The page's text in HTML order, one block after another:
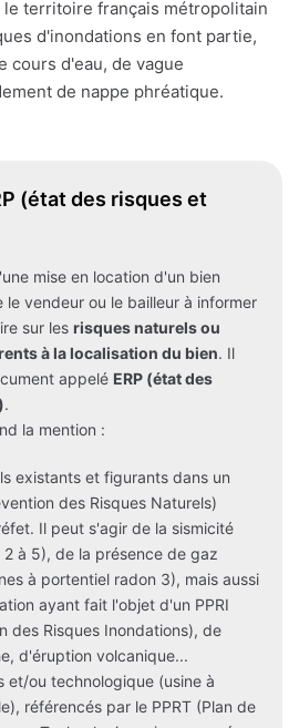
territoire français métropolitain
d'inondations en font partie,
cours d'eau, de vague
de nappe phréatique.
(état des risques et
mise en location d'un bien
le vendeur ou le bailleur à informer
sur les risques naturels ou
à la localisation du bien. Il
appelé ERP (état des
.
la mention :
existants et figurants dans un
des Risques Naturels)
Il peut s'agir de la sismicité
à 5), de la présence de gaz
à portentiel radon 3), mais aussi
ayant fait l'objet d'un PPRI
des Risques Inondations), de
d'éruption volcanique...
et/ou technologique (usine à
référencés par le PPRT (Plan de